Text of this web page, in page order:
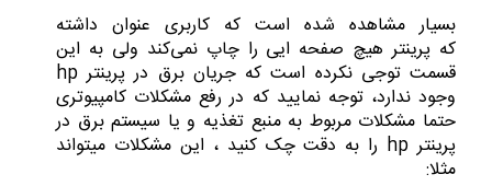
بسیار مشاهده شده است که کاربری عنوان داشته
که پرینتر هیچ صفحه ایی را چاپ نمی‌کند ولی به این
قسمت توجی نکرده است که جریان برق در پرینتر hp
وجود ندارد، توجه نمایید که در رفع مشکلات کامپیوتری
حتما مشکلات مربوط به منبع تغذیه و یا سیستم برق در
پرینتر hp را به دقت چک کنید ، این مشکلات میتواند
مثلا: